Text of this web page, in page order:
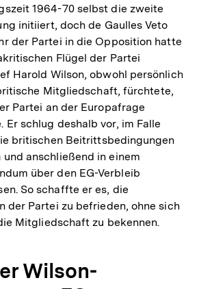
1964-70 selbst die zweite
initiiert, doch de Gaulles Veto
der Partei in die Opposition hatte
Flügel der Partei
Harold Wilson, obwohl persönlich
Mitgliedschaft, fürchtete,
Partei an der Europafrage
Er schlug deshalb vor, im Falle
britischen Beitrittsbedingungen
und anschließend in einem
über den EG-Verbleib
So schaffte er es, die
der Partei zu befrieden, ohne sich
Mitgliedschaft zu bekennen.
Wilson-